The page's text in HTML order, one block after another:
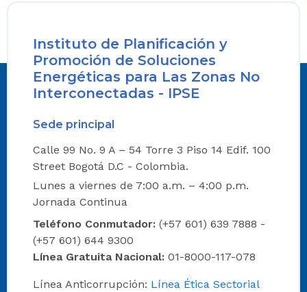
Instituto de Planificación y
Promoción de Soluciones
Energéticas para Las Zonas No
Interconectadas - IPSE
Sede principal
Calle 99 No. 9 A – 54 Torre 3 Piso 14 Edif. 100
Street Bogotá D.C - Colombia.
Lunes a viernes de 7:00 a.m. – 4:00 p.m.
Jornada Continua
Teléfono Conmutador: (+57 601) 639 7888 -
(+57 601) 644 9300
Línea Gratuita Nacional: 01-8000-117-078
Línea Anticorrupción: Línea Ética Sectorial